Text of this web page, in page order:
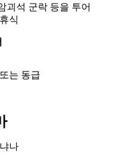
괴석 군락 등을 투어
식
는 동급
나